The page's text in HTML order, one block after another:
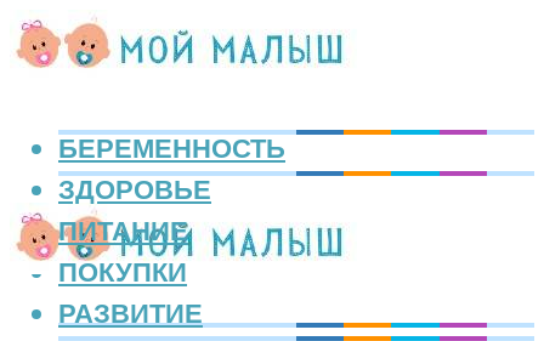
БЕРЕМЕННОСТЬ
ЗДОРОВЬЕ
ПИТАНИЕ
ПОКУПКИ
РАЗВИТИЕ